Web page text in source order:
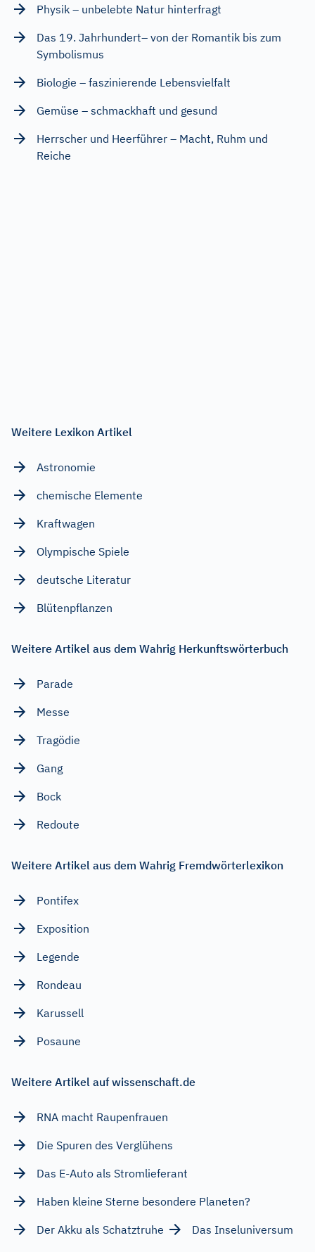
Physik – unbelebte Natur hinterfragt
Das 19. Jahrhundert– von der Romantik bis zum
Symbolismus
Biologie – faszinierende Lebensvielfalt
Gemüse – schmackhaft und gesund
Herrscher und Heerführer – Macht, Ruhm und
Reiche
Weitere Lexikon Artikel
Astronomie
chemische Elemente
Kraftwagen
Olympische Spiele
deutsche Literatur
Blütenpflanzen
Weitere Artikel aus dem Wahrig Herkunftswörterbuch
Parade
Messe
Tragödie
Gang
Bock
Redoute
Weitere Artikel aus dem Wahrig Fremdwörterlexikon
Pontifex
Exposition
Legende
Rondeau
Karussell
Posaune
Weitere Artikel auf wissenschaft.de
RNA macht Raupenfrauen
Die Spuren des Verglühens
Das E-Auto als Stromlieferant
Haben kleine Sterne besondere Planeten?
Der Akku als Schatztruhe
Das Inseluniversum